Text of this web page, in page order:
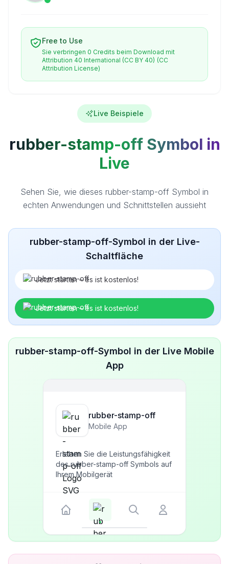
Free to Use
Sie verbringen 0 Credits beim Download mit
Attribution 40 International (CC BY 40) (CC
Attribution License)
Live Beispiele
rubber-stamp-off Symbol in
Live
Sehen Sie, wie dieses rubber-stamp-off Symbol in
echten Anwendungen und Schnittstellen aussieht
rubber-stamp-off-Symbol in der Live-
Schaltfläche
Jetzt starten – es ist kostenlos!
Jetzt starten – es ist kostenlos!
rubber-stamp-off-Symbol in der Live Mobile
App
rubber-stamp-off
Mobile App
Erleben Sie die Leistungsfähigkeit
des rubber-stamp-off Symbols auf
Ihrem Mobilgerät